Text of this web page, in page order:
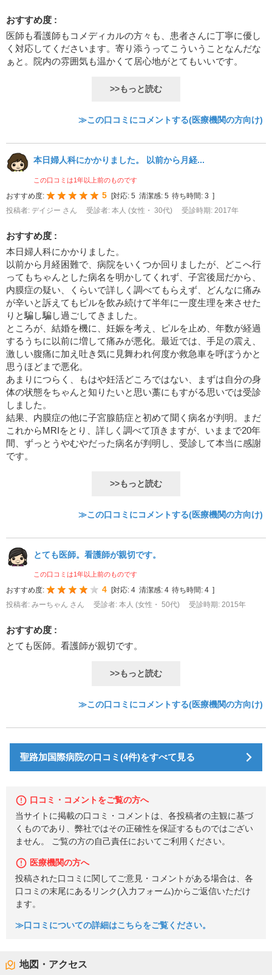
おすすめ度 :
医師も看護師もコメディカルの方々も、患者さんに丁寧に優し
く対応してくださいます。寄り添うってこういうことなんだな
ぁと。院内の雰囲気も温かくて居心地がとてもいいです。
>>もっと読む
≫この口コミにコメントする(医療機関の方向け)
本日婦人科にかかりました。 以前から月経...
この口コミは1年以上前のものです
おすすめ度: 5 [対応: 5 清潔感: 5 待ち時間: 3 ]
投稿者: デイジー さん
受診者: 本人 (女性・ 30代) 受診時期: 2017年
おすすめ度 :
本日婦人科にかかりました。
以前から月経困難で、病院をいくつか回りましたが、どこへ行
ってもちゃんとした病名を明かしてくれず、子宮後屈だから、
内膜症の疑い、くらいで詳しく調べてもらえず、どんなに痛み
が辛いと訴えてもピルを飲み続けて半年に一度生理を来させた
りと騙し騙し過ごしてきました。
ところが、結婚を機に、妊娠を考え、ピルを止め、年数が経過
するうちに以前に増して痛みが悪化。最近では、手足の震え、
激しい腹痛に加え吐き気に見舞われ何度か救急車を呼ぼうかと
思うほどまで悪化。
あまりにつらく、もはや妊活どころではない、まずは自分の身
体の状態をちゃんと知りたいと思い藁にもすがる思いでは受診
しました。
結果、内膜症の他に子宮腺筋症と初めて聞く病名が判明。まだ
これからMRIをとり、詳しく調べて頂きますが、いままで20年
間、ずっとうやむやだった病名が判明し、受診して本当に感謝
です。
>>もっと読む
≫この口コミにコメントする(医療機関の方向け)
とても医師。看護師が親切です。
この口コミは1年以上前のものです
おすすめ度: 4 対応: 4 清潔感: 4 待ち時間: 4
投稿者: みーちゃん さん
受診者: 本人 (女性・ 50代) 受診時期: 2015年
おすすめ度 :
とても医師。看護師が親切です。
>>もっと読む
≫この口コミにコメントする(医療機関の方向け)
聖路加国際病院の口コミ(4件)をすべて見る
口コミ・コメントをご覧の方へ
当サイトに掲載の口コミ・コメントは、各投稿者の主観に基づ
くものであり、弊社ではその正確性を保証するものではござい
ません。 ご覧の方の自己責任においてご利用ください。
医療機関の方へ
投稿された口コミに関してご意見・コメントがある場合は、各
口コミの末尾にあるリンク(入力フォーム)からご返信いただけ
ます。
≫口コミについての詳細はこちらをご覧ください。
地図・アクセス